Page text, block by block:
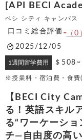
[API BECI
ベシ シティ キャンパス
口コミ総合評価 -（0
2025/12/05
1週間留学費用 ＄508~
※授業料・宿泊費・食
【BECI City
る！英語スキル
る“ワーケーシ
チ―自由度の高